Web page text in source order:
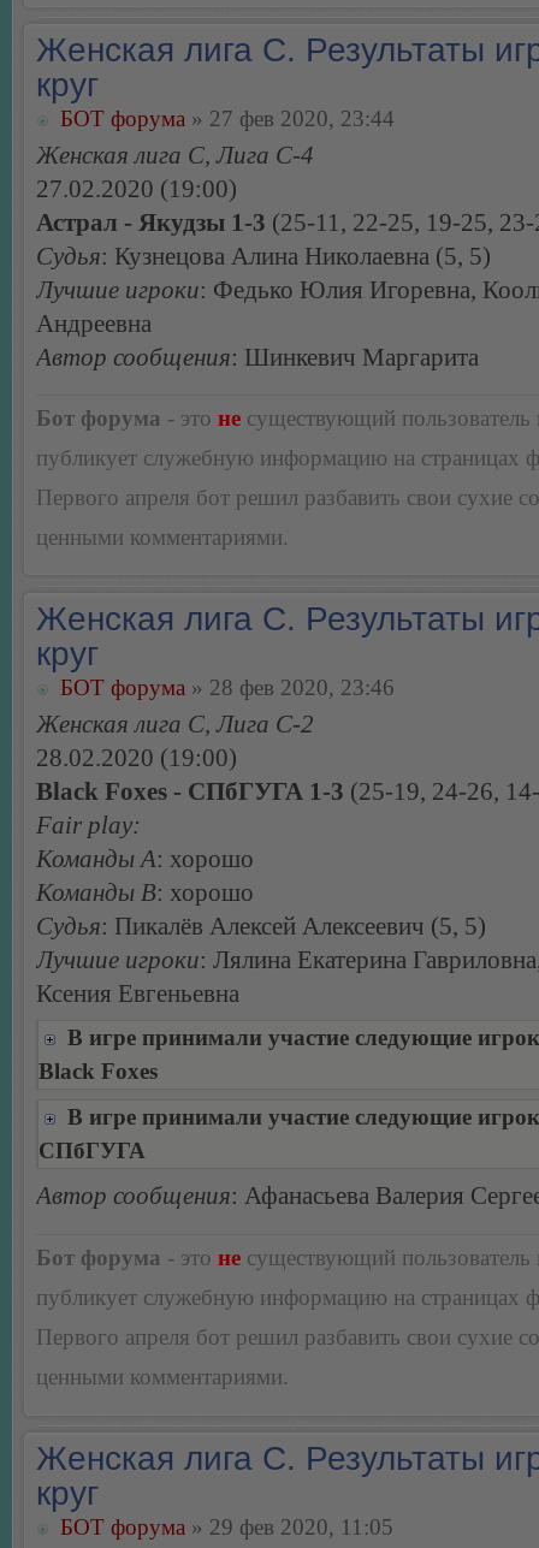
Женская лига С. Результаты
круг
БОТ форума » 27 фев 2020, 23:44
Женская лига С, Лига С-4
27.02.2020 (19:00)
Астрал - Якудзы 1-3 (25-11, 22-25, 19-25,
Судья: Кузнецова Алина Николаевна (5, 5)
Лучшие игроки: Федько Юлия Игоревна,
Андреевна
Автор сообщения: Шинкевич Маргарита
Бот форума - это не существующий пользователь
публикует служебную информацию на страницах
Первого апреля бот решил разбавить свои сухие
ценными комментариями.
Женская лига С. Результаты
круг
БОТ форума » 28 фев 2020, 23:46
Женская лига С, Лига С-2
28.02.2020 (19:00)
Black Foxes - СПбГУГА 1-3 (25-19, 24-26,
Fair play:
Команды А: хорошо
Команды В: хорошо
Судья: Пикалёв Алексей Алексеевич (5, 5)
Лучшие игроки: Лялина Екатерина
Ксения Евгеньевна
В игре принимали участие следующие
Black Foxes
В игре принимали участие следующие
СПбГУГА
Автор сообщения: Афанасьева Валерия
Бот форума - это не существующий пользователь
публикует служебную информацию на страницах
Первого апреля бот решил разбавить свои сухие
ценными комментариями.
Женская лига С. Результаты
круг
БОТ форума » 29 фев 2020, 11:05